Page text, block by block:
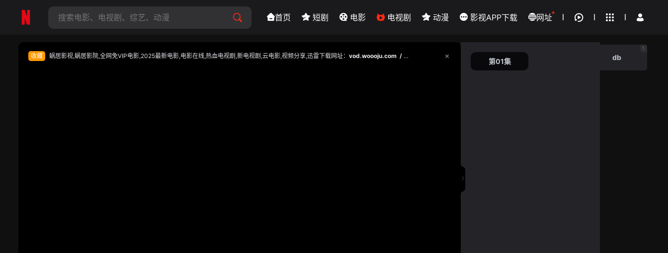
首页 短剧 电影 电视剧 动漫 影视APP下载 网址
+
第01集
为全人类 第五季 下载客户端
收藏 蜗居影视,蜗居影院,全网免VIP电影,2025最新电影,电影在线,热血电视剧,新电视剧,云电影,视频分享,迅雷下载网址： vod.woooju.com / vod.woooju.com ,记得收藏哟～ db
1
第01集